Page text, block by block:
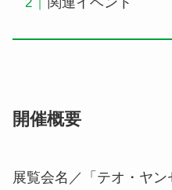
開催概要
展覧会名／ 「テオ・ヤン